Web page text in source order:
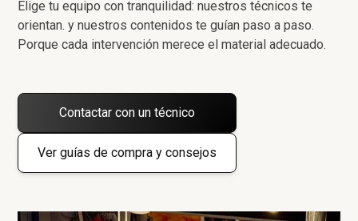
Elige tu equipo con tranquilidad: nuestros técnicos te
orientan. y nuestros contenidos te guían paso a paso.
Porque cada intervención merece el material adecuado.
Contactar con un técnico
Ver guías de compra y consejos